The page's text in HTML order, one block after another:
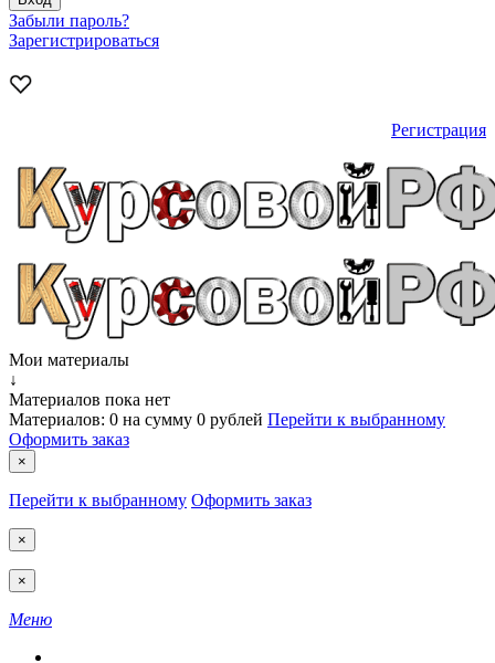
Забыли пароль?
Зарегистрироваться
Регистрация
Мои материалы
↓
Материалов пока нет
Материалов: 0 на сумму 0 рублей Перейти к выбранному
Оформить заказ
×
Перейти к выбранному Оформить заказ
×
×
Меню